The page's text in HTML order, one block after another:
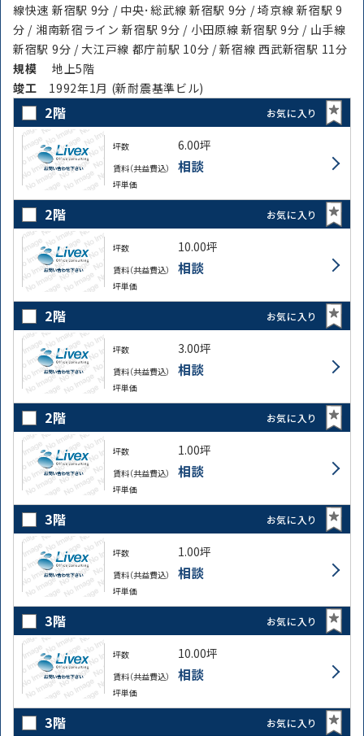
線快速 新宿駅 9分 / 中央･総武線 新宿駅 9分 / 埼京線 新宿駅 9
分 / 湘南新宿ライン 新宿駅 9分 / 小田原線 新宿駅 9分 / 山手線
新宿駅 9分 / 大江戸線 都庁前駅 10分 / 新宿線 西武新宿駅 11分
規模
地上5階
竣⼯ 1992年1月 (新耐震基準ビル)
2階 お気に入り
坪数 6.00坪
賃料（共益費込） 相談
坪単価
2階 お気に入り
坪数 10.00坪
賃料（共益費込） 相談
坪単価
2階 お気に入り
坪数 3.00坪
賃料（共益費込） 相談
坪単価
2階 お気に入り
坪数 1.00坪
賃料（共益費込） 相談
坪単価
3階 お気に入り
坪数 1.00坪
賃料（共益費込） 相談
坪単価
3階 お気に入り
坪数 10.00坪
賃料（共益費込） 相談
坪単価
3階 お気に入り